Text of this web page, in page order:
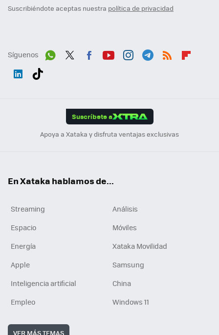
Suscribiéndote aceptas nuestra política de privacidad
Síguenos
Suscríbete a
Apoya a Xataka y disfruta ventajas exclusivas
En Xataka hablamos de...
Streaming
Análisis
Espacio
Móviles
Energía
Xataka Movilidad
Apple
Samsung
Inteligencia artificial
China
Empleo
Windows 11
VER MÁS TEMAS